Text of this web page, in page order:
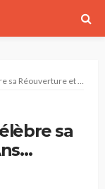
10 Ans d’Élégance Gastronomique
sa